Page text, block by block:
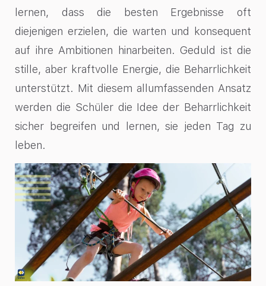
lernen, dass die besten Ergebnisse oft
diejenigen erzielen, die warten und konsequent
auf ihre Ambitionen hinarbeiten. Geduld ist die
stille, aber kraftvolle Energie, die Beharrlichkeit
unterstützt. Mit diesem allumfassenden Ansatz
werden die Schüler die Idee der Beharrlichkeit
sicher begreifen und lernen, sie jeden Tag zu
leben.